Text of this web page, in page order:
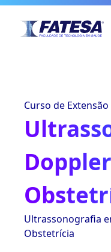
Curso de Extensão
Ultrassonografia
Obstetrícia